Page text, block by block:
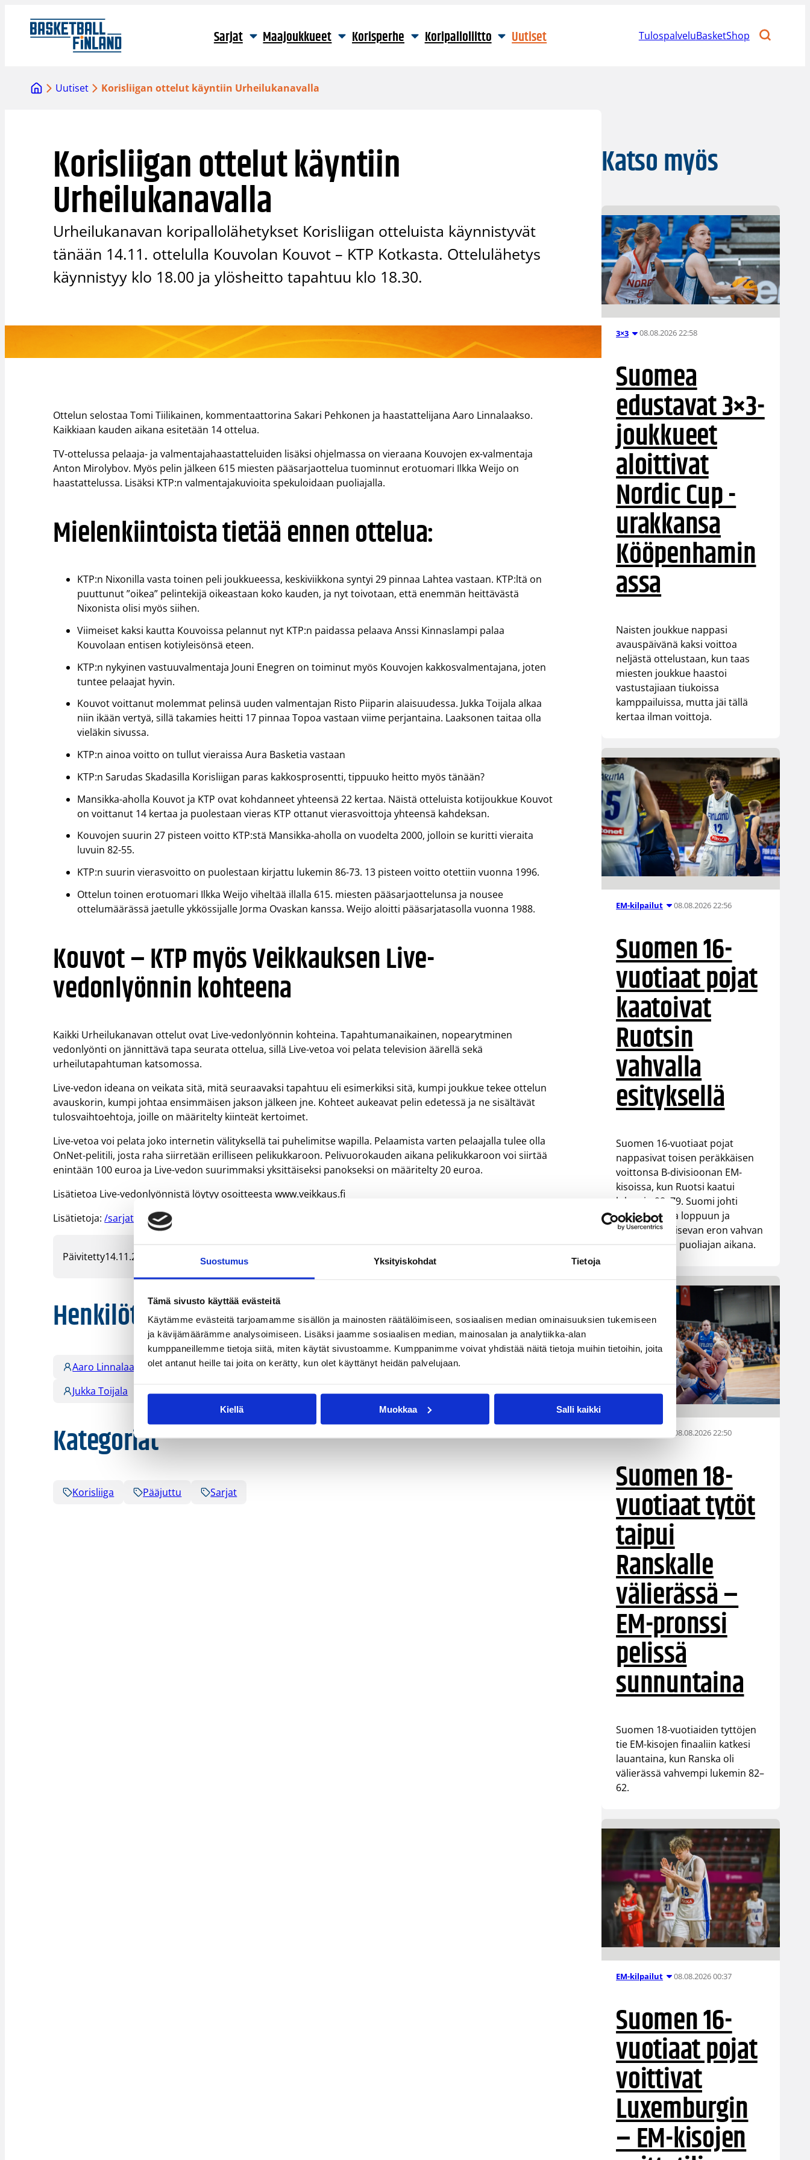
Suostumus Yksityiskohdat Tietoja
Tämä sivusto käyttää evästeitä
Käytämme evästeitä tarjoamamme sisällön ja mainosten räätälöimiseen, sosiaalisen median ominaisuuksien tukemiseen
ja kävijämäärämme analysoimiseen. Lisäksi jaamme sosiaalisen median, mainosalan ja analytiikka-alan
kumppaneillemme tietoja siitä, miten käytät sivustoamme. Kumppanimme voivat yhdistää näitä tietoja muihin tietoihin, joita
olet antanut heille tai joita on kerätty, kun olet käyttänyt heidän palvelujaan.
Kiellä Muokkaa Salli kaikki
sisältöön
Sarjat Maajoukkueet Korisperhe Koripalloliitto Uutiset TulospalveluBasketShop
Uutiset Korisliigan ottelut käyntiin Urheilukanavalla
Korisliigan ottelut käyntiin
Urheilukanavalla
Urheilukanavan koripallolähetykset Korisliigan otteluista käynnistyvät
tänään 14.11. ottelulla Kouvolan Kouvot – KTP Kotkasta. Ottelulähetys
käynnistyy klo 18.00 ja ylösheitto tapahtuu klo 18.30.
Ottelun selostaa Tomi Tiilikainen, kommentaattorina Sakari Pehkonen ja haastattelijana Aaro Linnalaakso.
Kaikkiaan kauden aikana esitetään 14 ottelua.
TV-ottelussa pelaaja- ja valmentajahaastatteluiden lisäksi ohjelmassa on vieraana Kouvojen ex-valmentaja
Anton Mirolybov. Myös pelin jälkeen 615 miesten pääsarjaottelua tuominnut erotuomari Ilkka Weijo on
haastattelussa. Lisäksi KTP:n valmentajakuvioita spekuloidaan puoliajalla.
Mielenkiintoista tietää ennen ottelua:
KTP:n Nixonilla vasta toinen peli joukkueessa, keskiviikkona syntyi 29 pinnaa Lahtea vastaan. KTP:ltä on
puuttunut ”oikea” pelintekijä oikeastaan koko kauden, ja nyt toivotaan, että enemmän heittävästä
Nixonista olisi myös siihen.
Viimeiset kaksi kautta Kouvoissa pelannut nyt KTP:n paidassa pelaava Anssi Kinnaslampi palaa
Kouvolaan entisen kotiyleisönsä eteen.
KTP:n nykyinen vastuuvalmentaja Jouni Enegren on toiminut myös Kouvojen kakkosvalmentajana, joten
tuntee pelaajat hyvin.
Kouvot voittanut molemmat pelinsä uuden valmentajan Risto Piiparin alaisuudessa. Jukka Toijala alkaa
niin ikään vertyä, sillä takamies heitti 17 pinnaa Topoa vastaan viime perjantaina. Laaksonen taitaa olla
vieläkin sivussa.
KTP:n ainoa voitto on tullut vieraissa Aura Basketia vastaan
KTP:n Sarudas Skadasilla Korisliigan paras kakkosprosentti, tippuuko heitto myös tänään?
Mansikka-aholla Kouvot ja KTP ovat kohdanneet yhteensä 22 kertaa. Näistä otteluista kotijoukkue Kouvot
on voittanut 14 kertaa ja puolestaan vieras KTP ottanut vierasvoittoja yhteensä kahdeksan.
Kouvojen suurin 27 pisteen voitto KTP:stä Mansikka-aholla on vuodelta 2000, jolloin se kuritti vieraita
luvuin 82-55.
KTP:n suurin vierasvoitto on puolestaan kirjattu lukemin 86-73. 13 pisteen voitto otettiin vuonna 1996.
Ottelun toinen erotuomari Ilkka Weijo viheltää illalla 615. miesten pääsarjaottelunsa ja nousee
ottelumäärässä jaetulle ykkössijalle Jorma Ovaskan kanssa. Weijo aloitti pääsarjatasolla vuonna 1988.
Kouvot – KTP myös Veikkauksen Live-
vedonlyönnin kohteena
Kaikki Urheilukanavan ottelut ovat Live-vedonlyönnin kohteina. Tapahtumanaikainen, nopearytminen
vedonlyönti on jännittävä tapa seurata ottelua, sillä Live-vetoa voi pelata television äärellä sekä
urheilutapahtuman katsomossa.
Live-vedon ideana on veikata sitä, mitä seuraavaksi tapahtuu eli esimerkiksi sitä, kumpi joukkue tekee ottelun
avauskorin, kumpi johtaa ensimmäisen jakson jälkeen jne. Kohteet aukeavat pelin edetessä ja ne sisältävät
tulosvaihtoehtoja, joille on määritelty kiinteät kertoimet.
Live-vetoa voi pelata joko internetin välityksellä tai puhelimitse wapilla. Pelaamista varten pelaajalla tulee olla
OnNet-pelitili, josta raha siirretään erilliseen pelikukkaroon. Pelivuorokauden aikana pelikukkaroon voi siirtää
enintään 100 euroa ja Live-vedon suurimmaksi yksittäiseksi panokseksi on määritelty 20 euroa.
Lisätietoa Live-vedonlyönnistä löytyy osoitteesta www.veikkaus.fi
Lisätietoja:/sarjat_tulokset/korisliiga/
Päivitetty14.11.2005
Henkilöt
Aaro Linnalaakso Anssi Kinnaslampi Anton Mirolybov Ilkka Weijo
Jukka Toijala
Sakari Pehkonen
Kategoriat
Korisliiga Pääjuttu Sarjat
Katso myös
3×3 08.08.2026 22:58
Suomea
edustavat 3×3-
joukkueet
aloittivat
Nordic Cup -
urakkansa
Kööpenhamin
assa
Naisten joukkue nappasi
avauspäivänä kaksi voittoa
neljästä ottelustaan, kun taas
miesten joukkue haastoi
vastustajiaan tiukoissa
kamppailuissa, mutta jäi tällä
kertaa ilman voittoja.
EM-kilpailut 08.08.2026 22:56
Suomen 16-
vuotiaat pojat
kaatoivat
Ruotsin
vahvalla
esityksellä
Suomen 16-vuotiaat pojat
nappasivat toisen peräkkäisen
voittonsa B-divisioonan EM-
kisoissa, kun Ruotsi kaatui
lukemin 98–79. Suomi johti
ottelua alusta loppuun ja
rakensi ratkaisevan eron vahvan
ensimmäisen puoliajan aikana.
08.08.2026 22:50
Suomen 18-
vuotiaat tytöt
taipui
Ranskalle
välierässä –
EM-pronssi
pelissä
sunnuntaina
Suomen 18-vuotiaiden tyttöjen
tie EM-kisojen finaaliin katkesi
lauantaina, kun Ranska oli
välierässä vahvempi lukemin 82–
62.
EM-kilpailut 08.08.2026 00:37
Suomen 16-
vuotiaat pojat
voittivat
Luxemburgin
– EM-kisojen